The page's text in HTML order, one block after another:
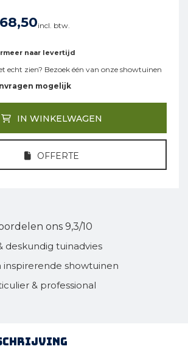
68,50incl. btw.
naar levertijd
echt zien? Bezoek één van onze showtuinen
mogelijk
IN WINKELWAGEN
OFFERTE
ons 9,3/10
deskundig tuinadvies
inspirerende showtuinen
& professional